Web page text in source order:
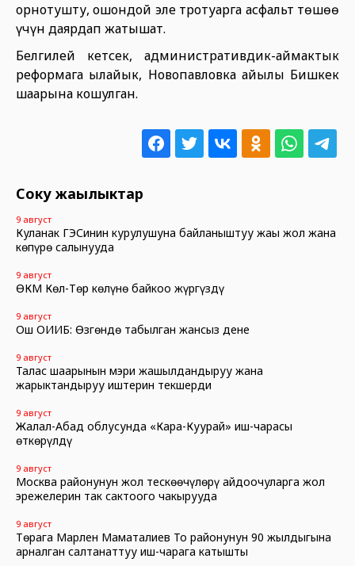
орнотушту, ошондой эле тротуарга асфальт төшөө
үчүн даярдап жатышат.
Белгилей кетсек, административдик-аймактык
реформага ылайык, Новопавловка айылы Бишкек
шаарына кошулган.
Соңку жаңылыктар
9 август
Куланак ГЭСинин курулушуна байланыштуу жаңы жол жана
көпүрө салынууда
9 август
ӨКМ Көл-Төр көлүнө байкоо жүргүздү
9 август
Ош ОИИБ: Өзгөндө табылган жансыз дене
9 август
Талас шаарынын мэри жашылдандыруу жана
жарыктандыруу иштерин текшерди
9 август
Жалал-Абад облусунда «Кара-Куурай» иш-чарасы
өткөрүлдү
9 август
Москва районунун жол тескөөчүлөрү айдоочуларга жол
эрежелерин так сактоого чакырууда
9 август
Төрага Марлен Маматалиев Тоң районунун 90 жылдыгына
арналган салтанаттуу иш-чарага катышты